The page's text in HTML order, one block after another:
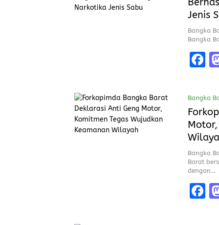
o
k
Jenis
Bangka
Bangka
F
b
o
o
k
Bangka
Bangka
Barat
dengan…
F